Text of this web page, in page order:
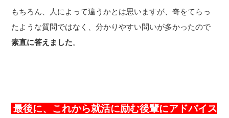
もちろん、人によって違うかとは思いますが、奇をてらっ
たような質問ではなく、分かりやすい問いが多かったので
素直に答えました。
最後に、これから就活に励む後輩にアドバイス